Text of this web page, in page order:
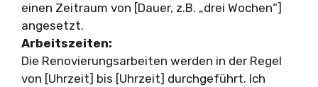
einen Zeitraum von [Dauer, z.B. „drei Wochen“]
angesetzt.
Arbeitszeiten:
Die Renovierungsarbeiten werden in der Regel
von [Uhrzeit] bis [Uhrzeit] durchgeführt. Ich